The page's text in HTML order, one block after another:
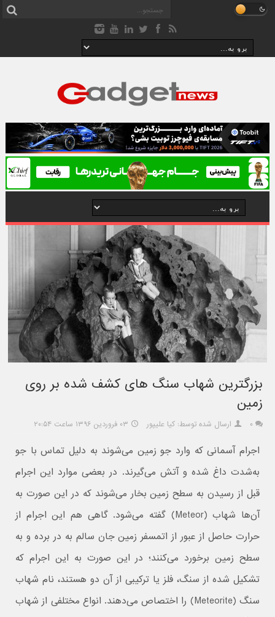
بزرگترین شهاب سنگ های کشف شده بر روی
زمین
۰ ارسال شده توسط: کیا علیپور ۰۳ فروردین ۱۳۹۶ ساعت ۲۰:۵۴
اجرام آسمانی که وارد جو زمین می‌شوند به دلیل تماس با جو
به‌شدت داغ شده و آتش می‌گیرند. در بعضی موارد این اجرام
قبل از رسیدن به سطح زمین بخار می‌شوند که در این صورت به
آن‌ها شهاب (Meteor) گفته می‌شود. گاهی هم این اجرام از
حرارت حاصل از عبور از اتمسفر زمین جان سالم به در برده و به
سطح زمین برخورد می‌کنند؛ در این صورت به این اجرام که
تشکیل شده از سنگ، فلز یا ترکیبی از آن دو هستند، نام شهاب
سنگ (Meteorite) را اختصاص می‌دهند. انواع مختلفی از شهاب